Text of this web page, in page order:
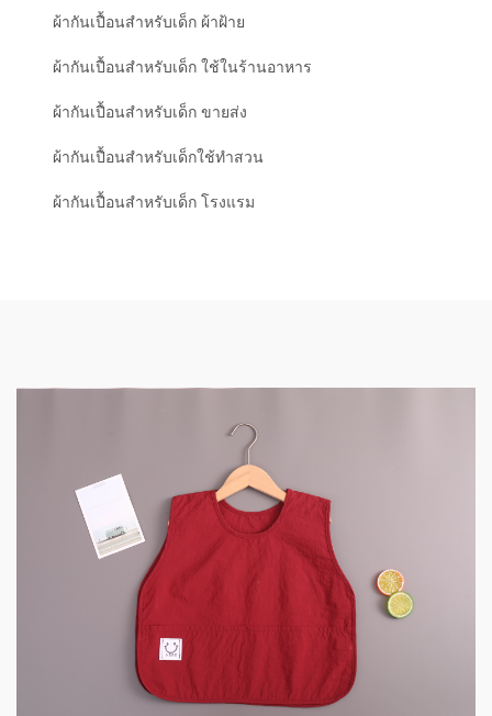
ผ้ากันเปื้อนสำหรับเด็ก ผ้าฝ้าย
ผ้ากันเปื้อนสำหรับเด็ก ใช้ในร้านอาหาร
ผ้ากันเปื้อนสำหรับเด็ก ขายส่ง
ผ้ากันเปื้อนสำหรับเด็กใช้ทำสวน
ผ้ากันเปื้อนสำหรับเด็ก โรงแรม